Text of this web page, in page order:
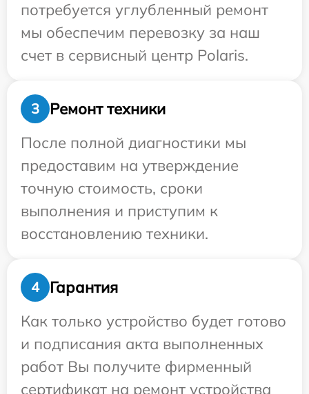
потребуется углубленный ремонт
мы обеспечим перевозку за наш
счет в сервисный центр Polaris.
3
Ремонт техники
После полной диагностики мы
предоставим на утверждение
точную стоимость, сроки
выполнения и приступим к
восстановлению техники.
4
Гарантия
Как только устройство будет готово
и подписания акта выполненных
работ Вы получите фирменный
сертификат на ремонт устройства